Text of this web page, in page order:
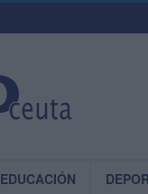
EDUCACIÓN